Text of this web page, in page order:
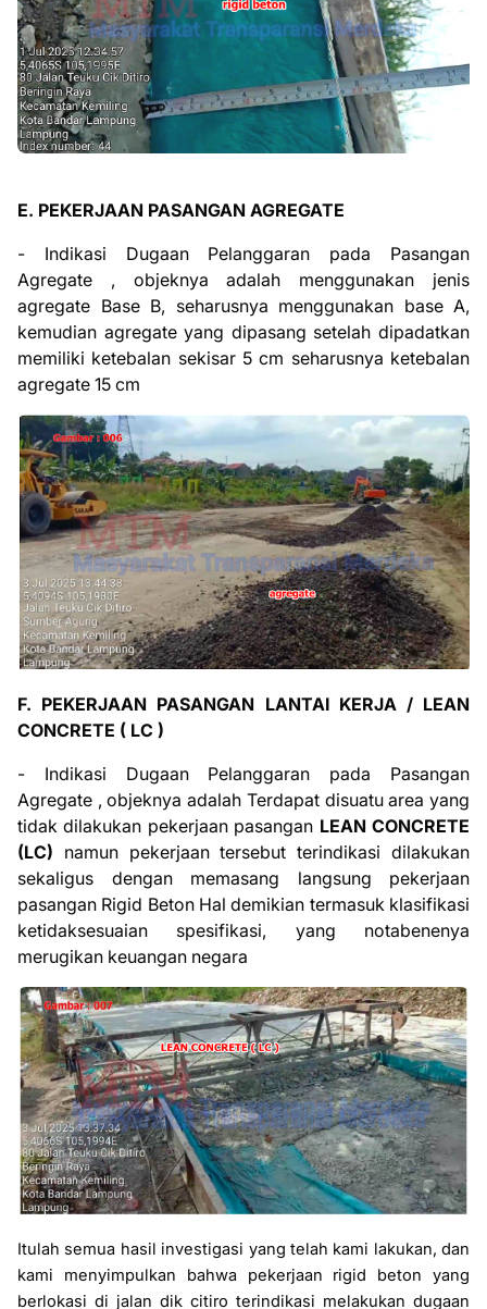
E. PEKERJAAN PASANGAN AGREGATE
- Indikasi Dugaan Pelanggaran pada Pasangan
Agregate , objeknya adalah menggunakan jenis
agregate Base B, seharusnya menggunakan base A,
kemudian agregate yang dipasang setelah dipadatkan
memiliki ketebalan sekisar 5 cm seharusnya ketebalan
agregate 15 cm
F. PEKERJAAN PASANGAN LANTAI KERJA / LEAN
CONCRETE ( LC )
- Indikasi Dugaan Pelanggaran pada Pasangan
Agregate , objeknya adalah Terdapat disuatu area yang
tidak dilakukan pekerjaan pasangan LEAN CONCRETE
(LC) namun pekerjaan tersebut terindikasi dilakukan
sekaligus dengan memasang langsung pekerjaan
pasangan Rigid Beton Hal demikian termasuk klasifikasi
ketidaksesuaian spesifikasi, yang notabenenya
merugikan keuangan negara
Itulah semua hasil investigasi yang telah kami lakukan, dan
kami menyimpulkan bahwa pekerjaan rigid beton yang
berlokasi di jalan dik citiro terindikasi melakukan dugaan